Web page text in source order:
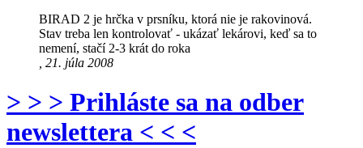
BIRAD 2 je hrčka v prsníku, ktorá nie je rakovinová.
Stav treba len kontrolovať - ukázať lekárovi, keď sa to
nemení, stačí 2-3 krát do roka
, 21. júla 2008
> > > Prihláste sa na odber
newslettera < < <